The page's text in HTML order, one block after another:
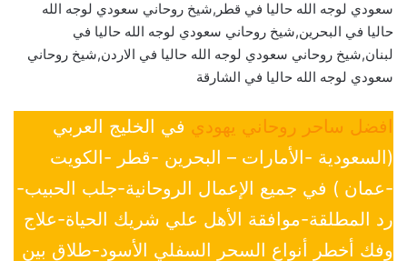
سعودي لوجه الله حاليا في قطر,شيخ روحاني سعودي لوجه الله
حاليا في البحرين,شيخ روحاني سعودي لوجه الله حاليا في
لبنان,شيخ روحاني سعودي لوجه الله حاليا في الاردن,شيخ روحاني
سعودي لوجه الله حاليا في الشارقة
افضل ساحر روحاني يهودي في الخليج العربي
(السعودية -الأمارات – البحرين -قطر -الكويت
-عمان ) في جميع الإعمال الروحانية-جلب الحبيب-
رد المطلقة-موافقة الأهل علي شريك الحياة-علاج
وفك أخطر أنواع السحر السفلي الأسود-طلاق بين